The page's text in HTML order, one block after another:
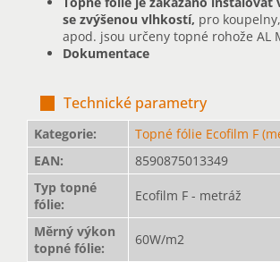
se zvýšenou vlhkostí, pro
apod. jsou určeny topné rohože AL
Dokumentace
Technické parametry
Kategorie:
Topné fólie Ecofilm F
EAN:
8590875013349
Typ topné
fólie:
Ecofilm F - metráž
Měrný výkon
topné fólie:
60W/m2